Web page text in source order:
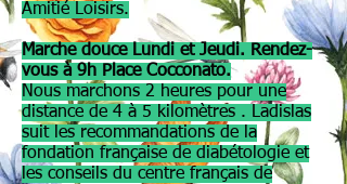
Amitié Loisirs.
Marche douce Lundi et Jeudi. Rendez-
vous à 9h Place Cocconato.​
Nous marchons 2 heures pour une
distance de 4 à 5 kilomètres . Ladislas
suit les recommandations de la
fondation française de diabétologie et
les conseils du centre français de